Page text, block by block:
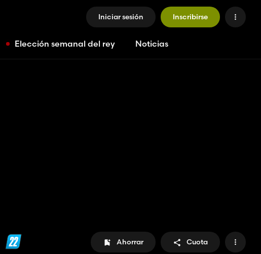
Iniciar sesión Inscribirse
Elección semanal del rey Noticias
Ahorrar Cuota